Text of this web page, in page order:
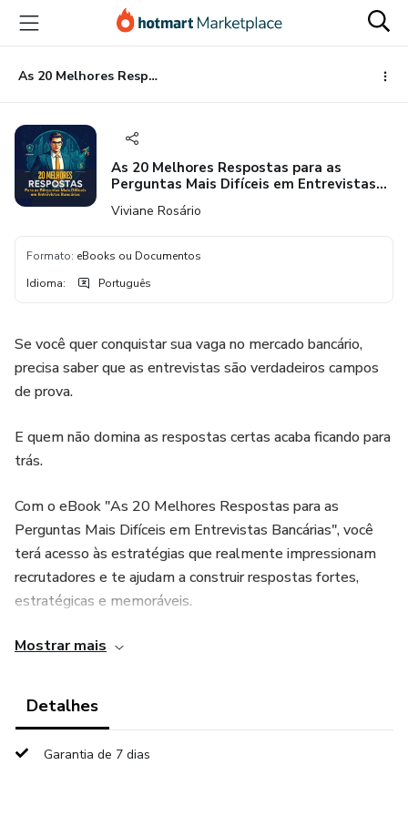
para
conteúdo
principal
para
pagamento
para
rodapé
As 20 Melhores Respostas para as Perguntas Mais Difíceis em Entrevistas Bancárias
As 20 Melhores Respostas para as
Perguntas Mais Difíceis em Entrevistas
Viviane Rosário
Formato: eBooks ou Documentos
Idioma: Português
Se você quer conquistar sua vaga no mercado bancário,
precisa saber que as entrevistas são verdadeiros campos
de prova.
E quem não domina as respostas certas acaba ficando para
trás.
Com o eBook "As 20 Melhores Respostas para as
Perguntas Mais Difíceis em Entrevistas Bancárias", você
terá acesso às estratégias que realmente impressionam
recrutadores e te ajudam a construir respostas fortes,
estratégicas e memoráveis.
Aqui você vai descobrir:
entrevistas bancárias;
✅ Como responder perguntas difíceis com clareza e
Mostrar mais
Detalhes
Garantia de 7 dias